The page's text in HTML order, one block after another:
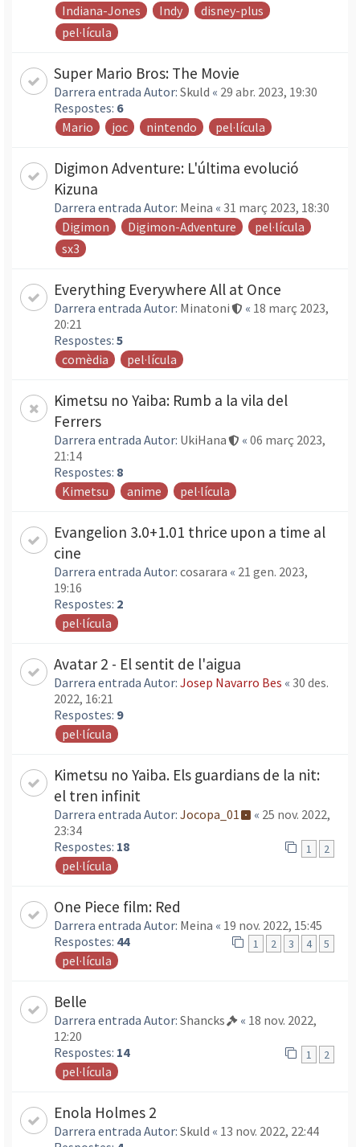
Indiana-Jones
Indy
disney-plus
pel·lícula
Super Mario Bros: The Movie
Darrera entrada Autor: Skuld « 29 abr. 2023, 19:30
Respostes: 6
Mario
joc nintendo pel·lícula
Digimon Adventure: L'última evolució
Kizuna
Darrera entrada Autor: Meina « 31 març 2023, 18:30
Digimon
Digimon-Adventure
pel·lícula
sx3
Everything Everywhere All at Once
Darrera entrada Autor: Minatoni « 18 març 2023,
20:21
Respostes: 5
comèdia
pel·lícula
Kimetsu no Yaiba: Rumb a la vila del
Ferrers
Darrera entrada Autor: UkiHana « 06 març 2023,
21:14
Respostes: 8
Kimetsu
anime pel·lícula
Evangelion 3.0+1.01 thrice upon a time al
cine
Darrera entrada Autor: cosarara « 21 gen. 2023,
19:16
Respostes: 2
pel·lícula
Avatar 2 - El sentit de l'aigua
Darrera entrada Autor: Josep Navarro Bes « 30 des.
2022, 16:21
Respostes: 9
pel·lícula
Kimetsu no Yaiba. Els guardians de la nit:
el tren infinit
Darrera entrada Autor: Jocopa_01 « 25 nov. 2022,
23:34
Respostes: 18 1 2
pel·lícula
One Piece film: Red
Darrera entrada Autor: Meina « 19 nov. 2022, 15:45
Respostes: 44 1 2 3 4 5
pel·lícula
Belle
Darrera entrada Autor: Shancks « 18 nov. 2022,
12:20
Respostes: 14 1 2
pel·lícula
Enola Holmes 2
Darrera entrada Autor: Skuld « 13 nov. 2022, 22:44